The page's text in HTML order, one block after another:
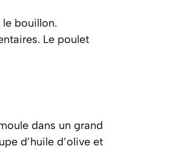
bouillon.
Le poulet
dans un grand
d’huile d’olive et